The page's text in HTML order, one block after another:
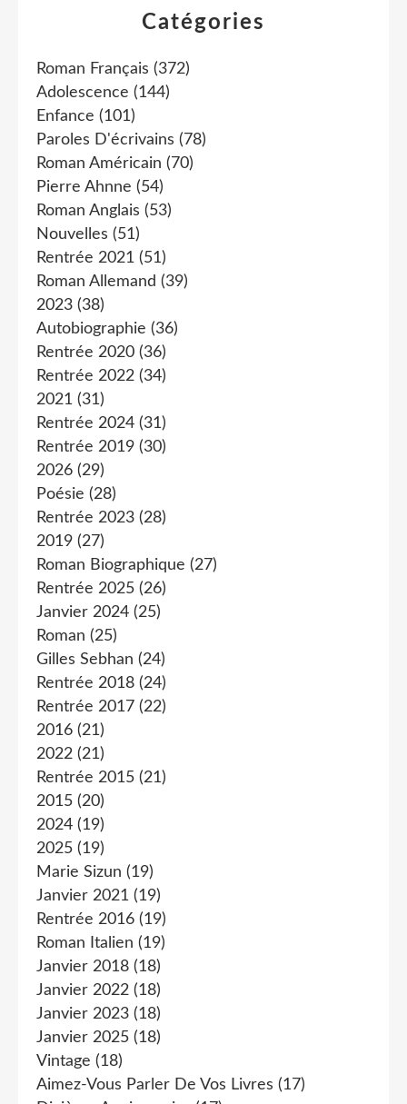
Catégories
Roman Français (372)
Adolescence (144)
Enfance (101)
Paroles D'écrivains (78)
Roman Américain (70)
Pierre Ahnne (54)
Roman Anglais (53)
Nouvelles (51)
Rentrée 2021 (51)
Roman Allemand (39)
2023 (38)
Autobiographie (36)
Rentrée 2020 (36)
Rentrée 2022 (34)
2021 (31)
Rentrée 2024 (31)
Rentrée 2019 (30)
2026 (29)
Poésie (28)
Rentrée 2023 (28)
2019 (27)
Roman Biographique (27)
Rentrée 2025 (26)
Janvier 2024 (25)
Roman (25)
Gilles Sebhan (24)
Rentrée 2018 (24)
Rentrée 2017 (22)
2016 (21)
2022 (21)
Rentrée 2015 (21)
2015 (20)
2024 (19)
2025 (19)
Marie Sizun (19)
Janvier 2021 (19)
Rentrée 2016 (19)
Roman Italien (19)
Janvier 2018 (18)
Janvier 2022 (18)
Janvier 2023 (18)
Janvier 2025 (18)
Vintage (18)
Aimez-Vous Parler De Vos Livres (17)